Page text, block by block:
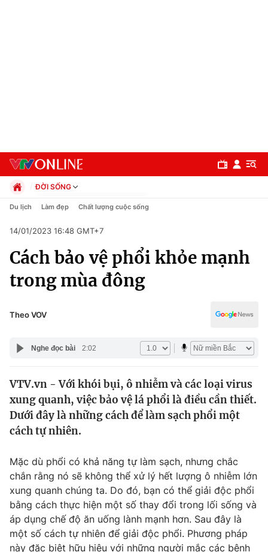
Chuyên mục
Chính trị
Pháp luật
Thế giới
Tin tức
Thế giới đó đây
Câu chuyện quốc tế
Tài chính
Thị trường
Góc doanh nghiệp
Dữ liệu và đời sống
Truyền hình
Phim VTV
ĐỜI SỐNG
Chính trị
Pháp luật
Kinh tế
Thể thao
Truyền hình
Y tế
Công nghệ
Du lịch Làm đẹp Chất lượng cuộc sống
14/01/2023 16:48 GMT+7
Cách bảo vệ phổi khỏe mạnh
trong mùa đông
Theo VOV
Nghe đọc bài 2:02
VTV.vn - Với khói bụi, ô nhiễm và các loại virus
xung quanh, việc bảo vệ lá phổi là điều cần thiết.
Dưới đây là những cách để làm sạch phổi một
cách tự nhiên.
Mặc dù phổi có khả năng tự làm sạch, nhưng chắc
chắn rằng nó sẽ không thể xử lý hết lượng ô nhiễm lớn
xung quanh chúng ta. Do đó, bạn có thể giải độc phổi
bằng cách thực hiện một số thay đổi trong lối sống và
áp dụng chế độ ăn uống lành mạnh hơn. Sau đây là
một số cách tự nhiên để giải độc phổi. Phương pháp
này đặc biệt hữu hiệu với những người mắc các bệnh